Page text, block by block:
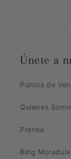
Únete a
Puntos de
Quienes
Prensa
Blog Moraduix